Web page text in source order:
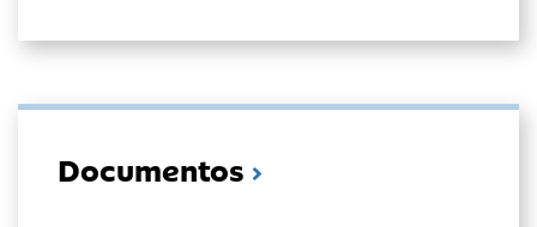
Documentos